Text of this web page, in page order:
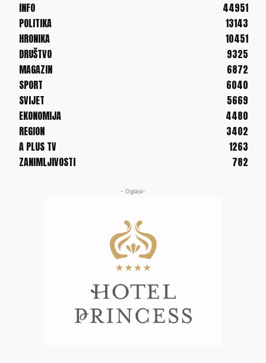
INFO
44951
POLITIKA
13143
HRONIKA
10451
DRUŠTVO
9325
MAGAZIN
6872
SPORT
6040
SVIJET
5669
EKONOMIJA
4480
REGION
3402
A PLUS TV
1263
ZANIMLJIVOSTI
782
- Oglasi-